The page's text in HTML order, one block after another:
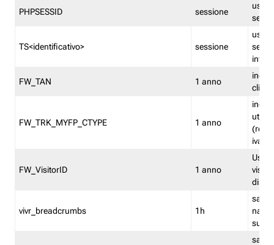
PHPSESSID sessione
TS<identificativo> sessione
FW_TAN 1 anno
FW_TRK_MYFP_CTYPE 1 anno
iva/
FW_VisitorID 1 anno
vivr_breadcrumbs 1h
salva
su
salva